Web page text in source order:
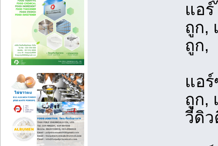
แอ
ถูก,
ถูก,
แอ
ถูก,
วี่ดิว